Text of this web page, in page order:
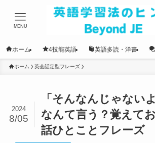
MENU
ホーム 4技能英語 英語多読・洋書
ホーム 英会話定型フレーズ
「そんなんじゃない
なんて言う？覚えて
話ひとことフレーズ
2024
8/05